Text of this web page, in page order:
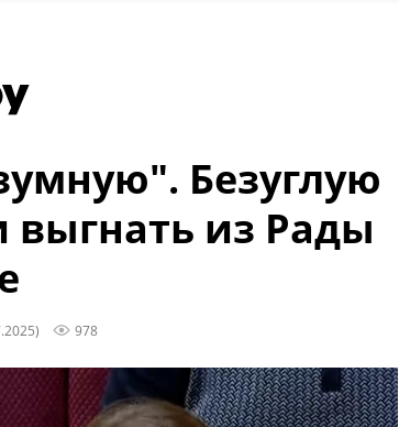
Безуглую
выгнать из Рады
978